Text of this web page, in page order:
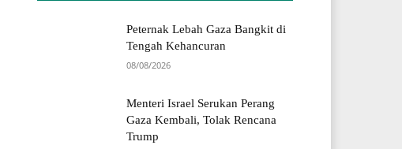
Peternak Lebah Gaza Bangkit di
Tengah Kehancuran
08/08/2026
Menteri Israel Serukan Perang
Gaza Kembali, Tolak Rencana
Trump